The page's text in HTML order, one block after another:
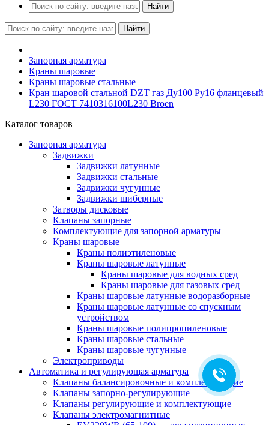
Найти
Найти
Запорная арматура
Краны шаровые
Краны шаровые стальные
Кран шаровой стальной DZT газ Ду100 Ру16 фланцевый
L230 ГОСТ 7410316100L230 Broen
Каталог товаров
Запорная арматура
Задвижки
Задвижки латунные
Задвижки стальные
Задвижки чугунные
Задвижки шиберные
Затворы дисковые
Клапаны запорные
Комплектующие для запорной арматуры
Краны шаровые
Краны полиэтиленовые
Краны шаровые латунные
Краны шаровые для водных сред
Краны шаровые для газовых сред
Краны шаровые латунные водоразборные
Краны шаровые латунные со спускным
устройством
Краны шаровые полипропиленовые
Краны шаровые стальные
Краны шаровые чугунные
Электроприводы
Автоматика и регулирующая арматура
Клапаны балансировочные и комплектующие
Клапаны запорно-регулирующие
Клапаны регулирующие и комплектующие
Клапаны электромагнитные